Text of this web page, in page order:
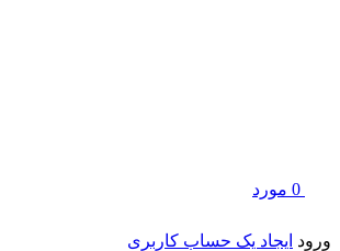
0 مورد
ورود ایجاد یک حساب کاربری